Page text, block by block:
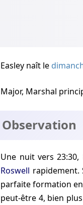
Easley naît le
Major, Marshal
Observation
Une nuit vers
Roswell rapidement.
parfaite formation
peut-être 4, bien